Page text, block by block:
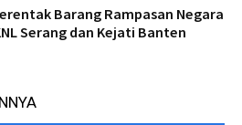
Barang Rampasan Negara
Serang dan Kejati Banten